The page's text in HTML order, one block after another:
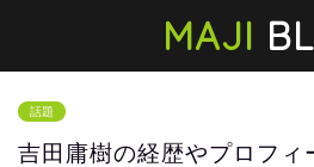
MAJI
話題
吉田庸樹の経歴やプロフィ